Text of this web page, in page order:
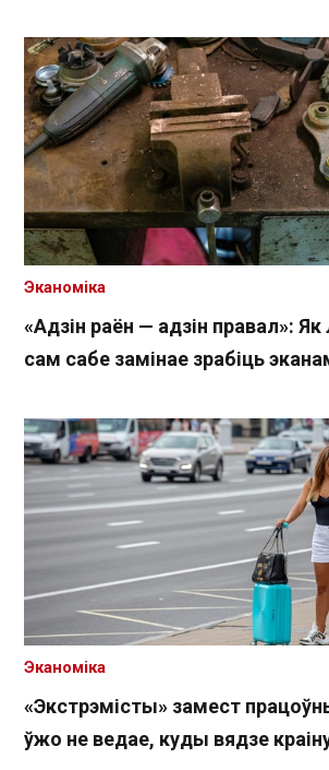
«Адзін раён — адзін правал»:
сам сабе замінае зрабіць
Эканоміка
«Экстрэмісты» замест
ўжо не ведае, куды вядзе
Эканоміка